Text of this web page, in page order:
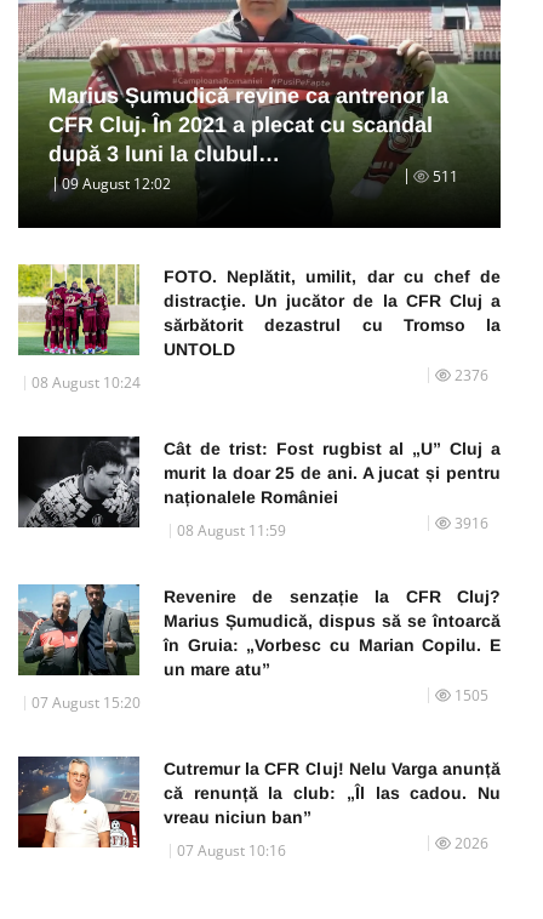
Marius Șumudică revine ca antrenor la
CFR Cluj. În 2021 a plecat cu scandal
după 3 luni la clubul…
09 August 12:02 511
FOTO. Neplătit, umilit, dar cu chef de
distracţie. Un jucător de la CFR Cluj a
sărbătorit dezastrul cu Tromso la
UNTOLD
08 August 10:24 2376
Cât de trist: Fost rugbist al „U” Cluj a
murit la doar 25 de ani. A jucat și pentru
naționalele României
08 August 11:59 3916
Revenire de senzație la CFR Cluj?
Marius Șumudică, dispus să se întoarcă
în Gruia: „Vorbesc cu Marian Copilu. E
un mare atu”
07 August 15:20 1505
Cutremur la CFR Cluj! Nelu Varga anunță
că renunță la club: „Îl las cadou. Nu
vreau niciun ban”
07 August 10:16 2026